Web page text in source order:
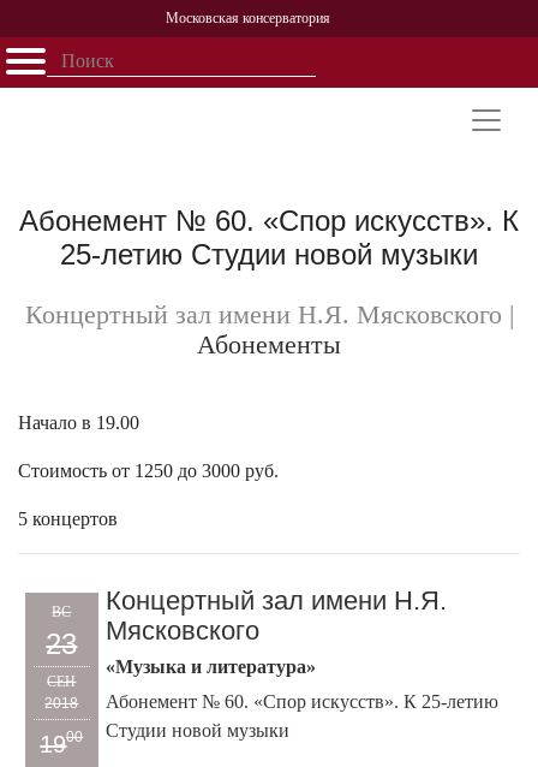
Московская консерватория
Открыть - закрыть
Персоналии
История
Абонемент № 60. «Спор искусств». К
25-летию Студии новой музыки
Концертный зал имени Н.Я. Мясковского |
Абонементы
Начало в 19.00
Стоимость от 1250 до 3000 руб.
5 концертов
ВС
23
СЕН
2018
1900
Концертный зал имени Н.Я.
Мясковского
«Музыка и литература»
Абонемент № 60. «Спор искусств». К 25-летию
Студии новой музыки